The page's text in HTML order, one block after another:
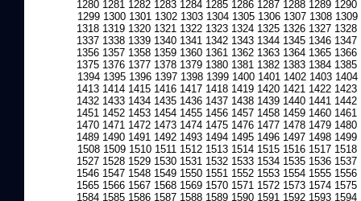
1280 1281 1282 1283 1284 1285 1286 1287 1288 1289 1290
1299 1300 1301 1302 1303 1304 1305 1306 1307 1308 1309
1318 1319 1320 1321 1322 1323 1324 1325 1326 1327 1328
1337 1338 1339 1340 1341 1342 1343 1344 1345 1346 1347
1356 1357 1358 1359 1360 1361 1362 1363 1364 1365 1366
1375 1376 1377 1378 1379 1380 1381 1382 1383 1384 1385
1394 1395 1396 1397 1398 1399 1400 1401 1402 1403 1404
1413 1414 1415 1416 1417 1418 1419 1420 1421 1422 1423
1432 1433 1434 1435 1436 1437 1438 1439 1440 1441 1442
1451 1452 1453 1454 1455 1456 1457 1458 1459 1460 1461
1470 1471 1472 1473 1474 1475 1476 1477 1478 1479 1480
1489 1490 1491 1492 1493 1494 1495 1496 1497 1498 1499
1508 1509 1510 1511 1512 1513 1514 1515 1516 1517 1518
1527 1528 1529 1530 1531 1532 1533 1534 1535 1536 1537
1546 1547 1548 1549 1550 1551 1552 1553 1554 1555 1556
1565 1566 1567 1568 1569 1570 1571 1572 1573 1574 1575
1584 1585 1586 1587 1588 1589 1590 1591 1592 1593 1594